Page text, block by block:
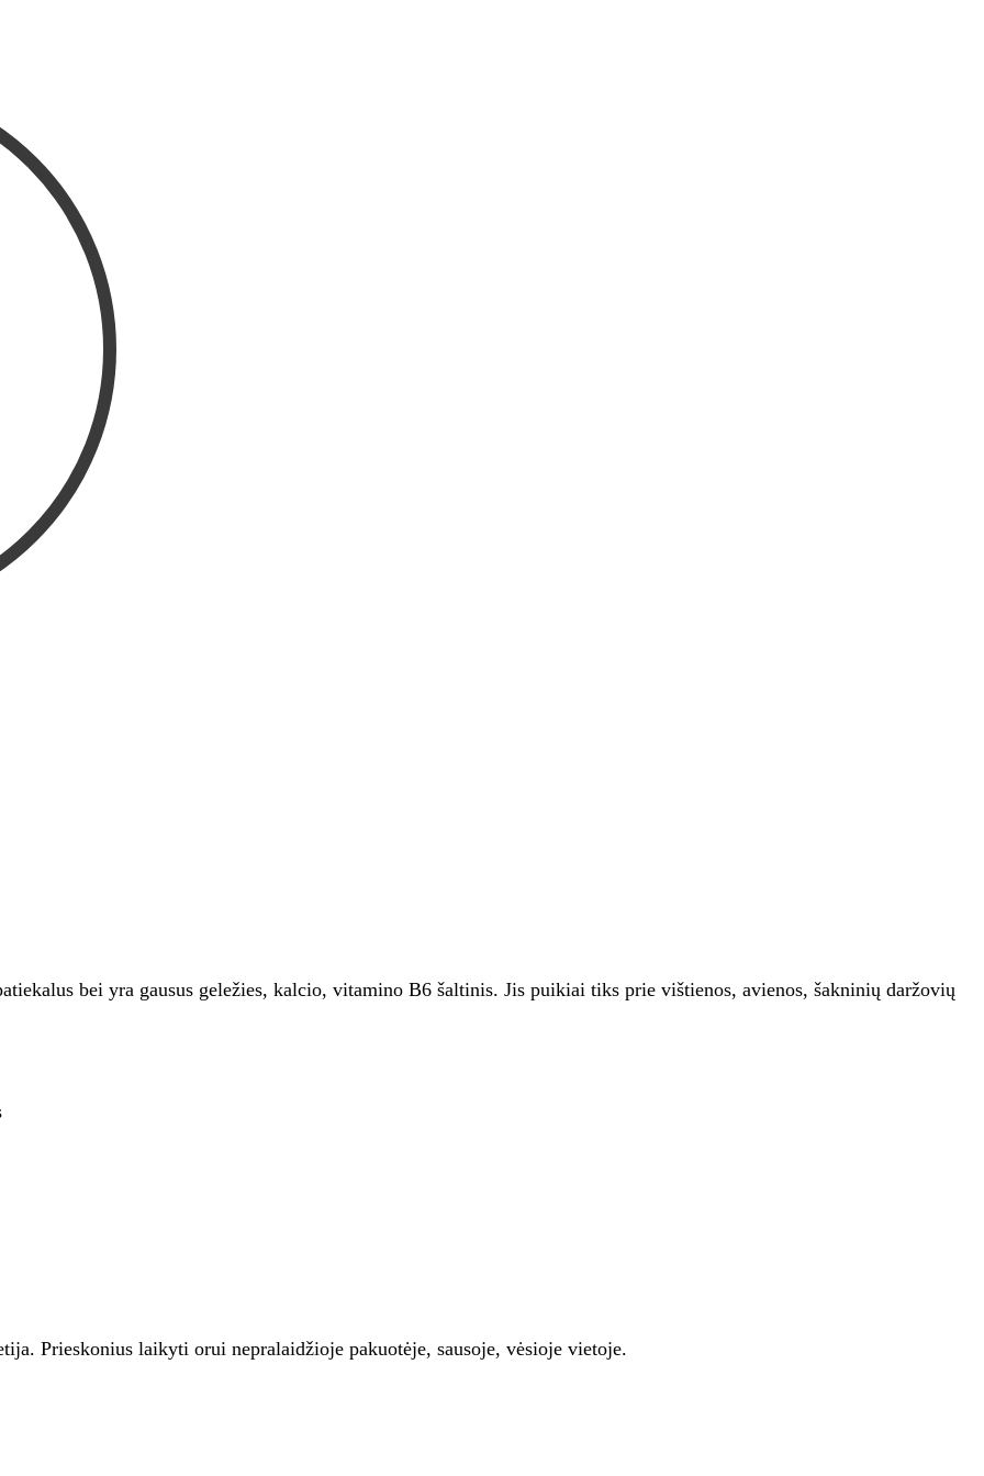
bei yra gausus geležies, kalcio, vitamino B6 šaltinis. Jis puikiai tiks prie vištienos, avienos, šakninių daržovių
Prieskonius laikyti orui nepralaidžioje pakuotėje, sausoje, vėsioje vietoje.